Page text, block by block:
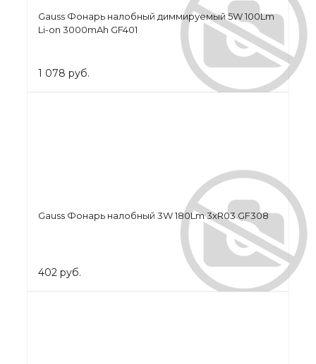
Gauss Фонарь налобный диммируемый 5W 100Lm
Li-on 3000mAh GF401
1 078 руб.
Gauss Фонарь налобный 3W 180Lm 3хR03 GF308
402 руб.